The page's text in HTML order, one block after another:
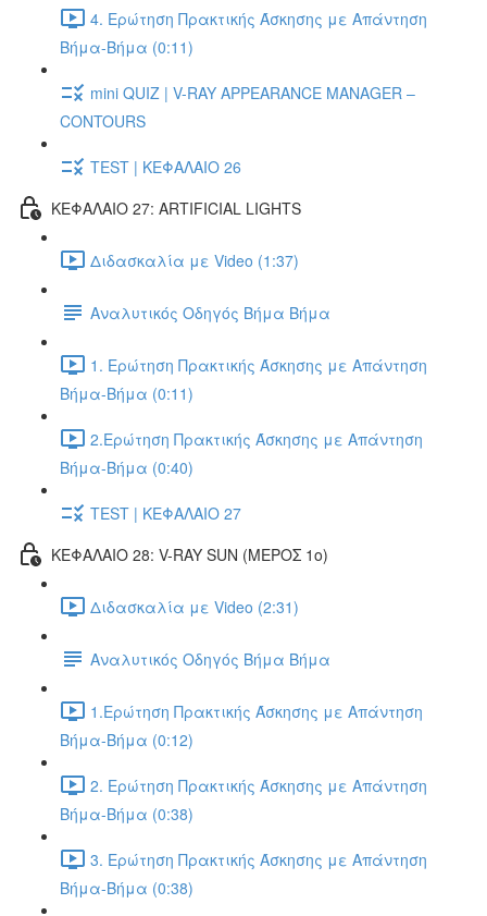
4. Ερώτηση Πρακτικής Άσκησης με Απάντηση
Βήμα-Βήμα (0:11)
mini QUIZ | V-RAY APPEARANCE MANAGER –
CONTOURS
TEST | ΚΕΦΑΛΑΙΟ 26
ΚΕΦΑΛΑΙΟ 27: ARTIFICIAL LIGHTS
Διδασκαλία με Video (1:37)
Αναλυτικός Οδηγός Βήμα Βήμα
1. Ερώτηση Πρακτικής Άσκησης με Απάντηση
Βήμα-Βήμα (0:11)
2.Ερώτηση Πρακτικής Άσκησης με Απάντηση
Βήμα-Βήμα (0:40)
TEST | ΚΕΦΑΛΑΙΟ 27
ΚΕΦΑΛΑΙΟ 28: V-RAY SUN (ΜΕΡΟΣ 1o)
Διδασκαλία με Video (2:31)
Αναλυτικός Οδηγός Βήμα Βήμα
1.Ερώτηση Πρακτικής Άσκησης με Απάντηση
Βήμα-Βήμα (0:12)
2. Ερώτηση Πρακτικής Άσκησης με Απάντηση
Βήμα-Βήμα (0:38)
3. Ερώτηση Πρακτικής Άσκησης με Απάντηση
Βήμα-Βήμα (0:38)